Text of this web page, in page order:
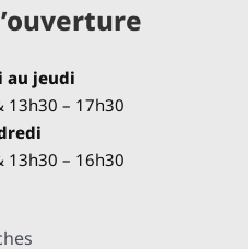
au jeudi
13h30 – 17h30
13h30 – 16h30